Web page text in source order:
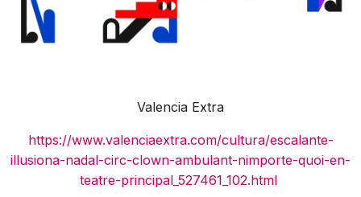
Valencia Extra
https://www.valenciaextra.com/cultura/escalante-
illusiona-nadal-circ-clown-ambulant-nimporte-quoi-en-
teatre-principal_527461_102.html